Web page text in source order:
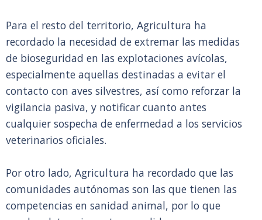
Para el resto del territorio, Agricultura ha
recordado la necesidad de extremar las medidas
de bioseguridad en las explotaciones avícolas,
especialmente aquellas destinadas a evitar el
contacto con aves silvestres, así como reforzar la
vigilancia pasiva, y notificar cuanto antes
cualquier sospecha de enfermedad a los servicios
veterinarios oficiales.
Por otro lado, Agricultura ha recordado que las
comunidades autónomas son las que tienen las
competencias en sanidad animal, por lo que